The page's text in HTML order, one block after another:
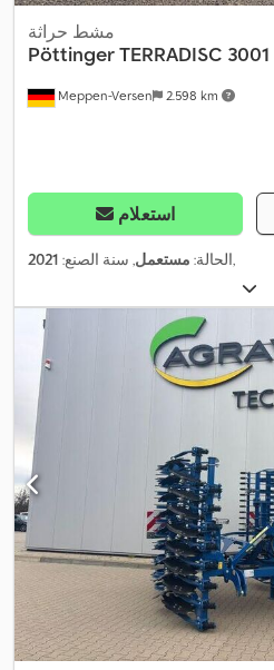
Meppen-Versen 2.598 km
مشط حراثة
PöttingerTERRADISC 3001
استعلام
الحالة: مستعمل, سنة الصنع: 2021 ,